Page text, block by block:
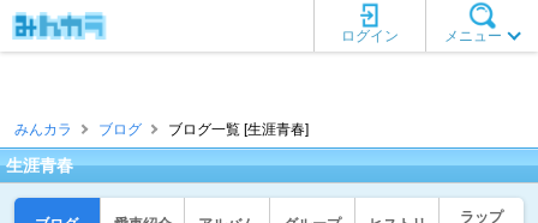
メニュー
ログイン
みんカラ ブログ ブログ一覧 [生涯青春]
生涯青春
ラップ